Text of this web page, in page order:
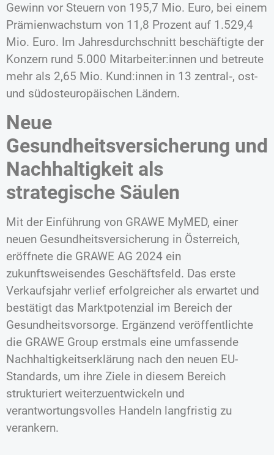
Gewinn vor Steuern von 195,7 Mio. Euro, bei einem
Prämienwachstum von 11,8 Prozent auf 1.529,4
Mio. Euro. Im Jahresdurchschnitt beschäftigte der
Konzern rund 5.000 Mitarbeiter:innen und betreute
mehr als 2,65 Mio. Kund:innen in 13 zentral‑, ost-
und südosteuropäischen Ländern.
Neue
Gesundheitsversicherung und
Nachhaltigkeit als
strategische Säulen
Mit der Einführung von GRAWE MyMED, einer
neuen Gesundheitsversicherung in Österreich,
eröffnete die GRAWE AG 2024 ein
zukunftsweisendes Geschäftsfeld. Das erste
Verkaufsjahr verlief erfolgreicher als erwartet und
bestätigt das Marktpotenzial im Bereich der
Gesundheitsvorsorge. Ergänzend veröffentlichte
die GRAWE Group erstmals eine umfassende
Nachhaltigkeitserklärung nach den neuen EU-
Standards, um ihre Ziele in diesem Bereich
strukturiert weiterzuentwickeln und
verantwortungsvolles Handeln langfristig zu
verankern.